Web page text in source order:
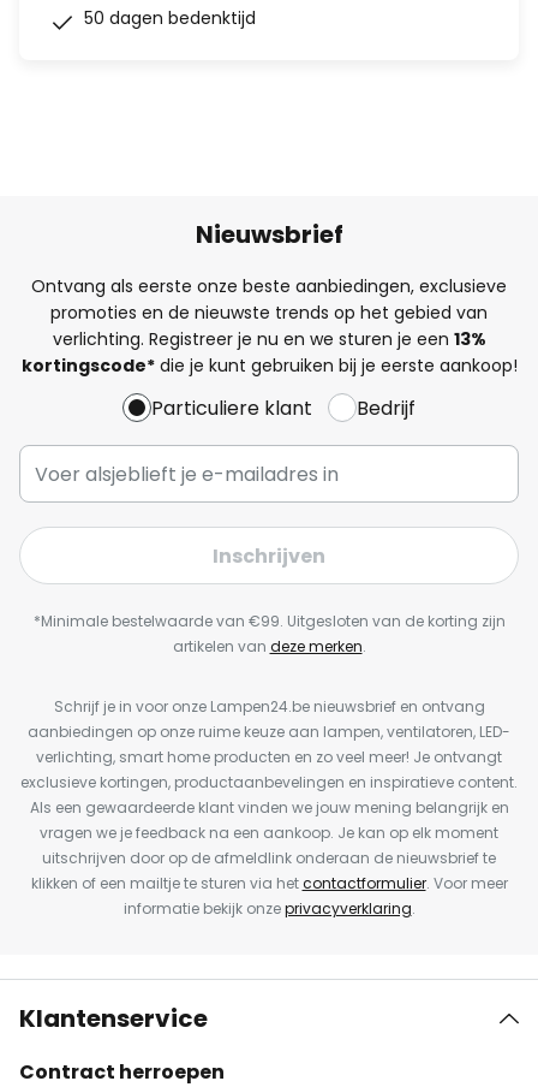
50 dagen bedenktijd
Nieuwsbrief
Ontvang als eerste onze beste aanbiedingen, exclusieve
promoties en de nieuwste trends op het gebied van
verlichting. Registreer je nu en we sturen je een 13%
kortingscode*die je kunt gebruiken bij je eerste aankoop!
Particuliere klant Bedrijf
Inschrijven
*Minimale bestelwaarde van €99. Uitgesloten van de korting zijn
artikelen van deze merken.
Schrijf je in voor onze Lampen24.be nieuwsbrief en ontvang
aanbiedingen op onze ruime keuze aan lampen, ventilatoren, LED-
verlichting, smart home producten en zo veel meer! Je ontvangt
exclusieve kortingen, productaanbevelingen en inspiratieve content.
Als een gewaardeerde klant vinden we jouw mening belangrijk en
vragen we je feedback na een aankoop. Je kan op elk moment
uitschrijven door op de afmeldlink onderaan de nieuwsbrief te
klikken of een mailtje te sturen via hetcontactformulier. Voor meer
informatie bekijk onzeprivacyverklaring.
Klantenservice
Contract herroepen